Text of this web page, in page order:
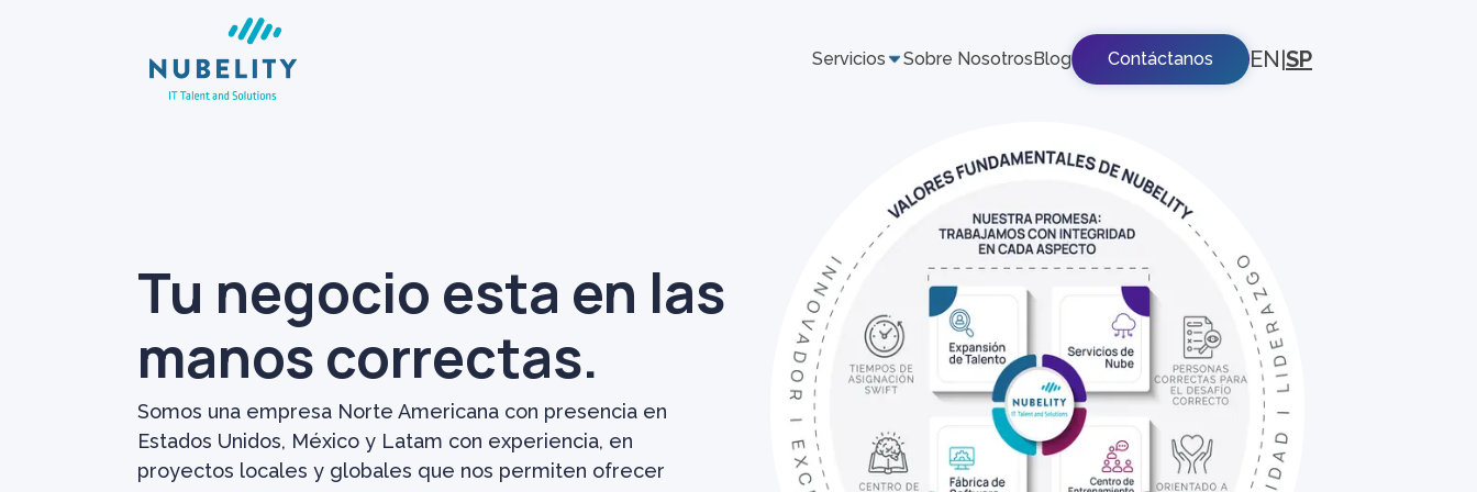
Tu negocio esta en las
manos correctas.
Somos una empresa Norte Americana con presencia en
Estados Unidos, México y Latam con experiencia, en
proyectos locales y globales que nos permiten ofrecer
Servicios Sobre NosotrosBlog Contáctanos EN|SP